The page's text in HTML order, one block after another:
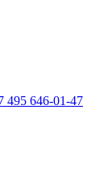
495 646-01-47